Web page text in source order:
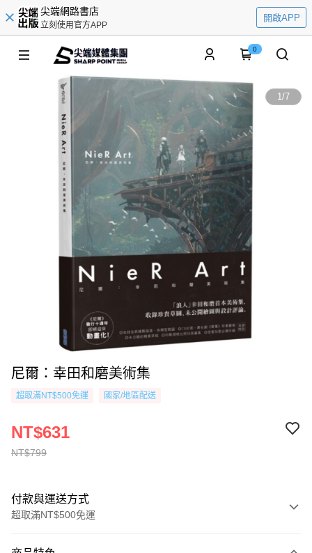
尖端網路書店
立刻使用官方APP
開啟APP
0
1/7
尼爾：幸田和磨美術集
超取滿NT$500免運 國家/地區配送
NT$799
NT$631
付款與運送方式
超取滿NT$500免運